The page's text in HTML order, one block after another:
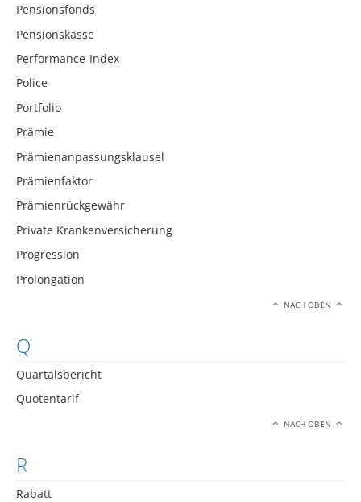
Pensionsfonds
Pensionskasse
Performance-Index
Police
Portfolio
Prämie
Prämienanpassungsklausel
Prämienfaktor
Prämienrückgewähr
Private Krankenversicherung
Progression
Prolongation
NACH OBEN
Q
Quartalsbericht
Quotentarif
NACH OBEN
R
Rabatt